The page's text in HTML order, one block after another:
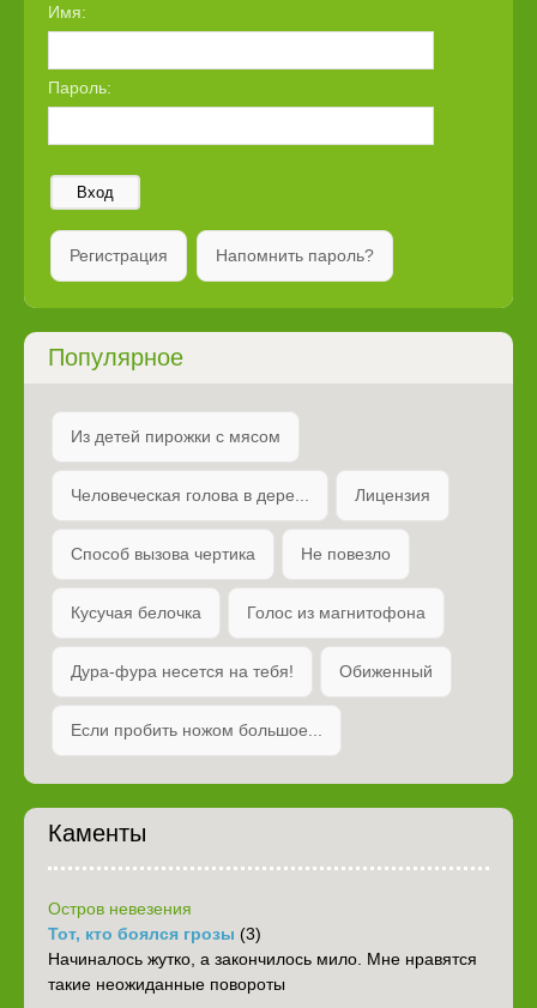
Имя:
Пароль:
Вход
Регистрация Напомнить пароль?
Популярное
Из детей пирожки с мясом
Человеческая голова в дере... Лицензия
Способ вызова чертика Не повезло
Кусучая белочка Голос из магнитофона
Дура-фура несется на тебя! Обиженный
Если пробить ножом большое...
Каменты
Остров невезения
Тот, кто боялся грозы (3)
Начиналось жутко, а закончилось мило. Мне нравятся
такие неожиданные повороты